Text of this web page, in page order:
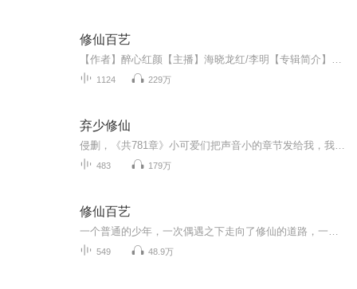
修仙百艺
1124 229万
弃少修仙
483 179万
修仙百艺
549 48.9万